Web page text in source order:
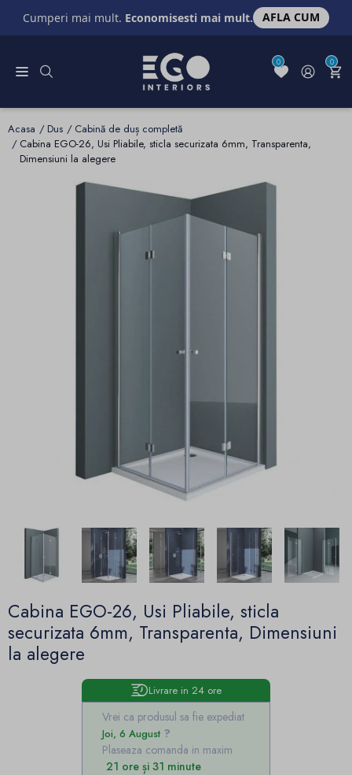
Cumperi mai mult. Economisesti mai mult. AFLA CUM
0 0
Acasa Dus
Cabină de duș completă
Cabina EGO-26, Usi Pliabile, sticla securizata 6mm, Transparenta,
Dimensiuni la alegere
Cabina EGO-26, Usi Pliabile, sticla
securizata 6mm, Transparenta, Dimensiuni
la alegere
Livrare in 24 ore
Vrei ca produsul sa fie expediat
Joi, 6 August
Plaseaza comanda in maxim
21 ore și 31 minute